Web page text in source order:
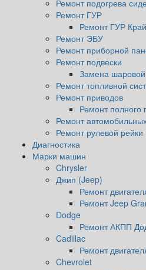
Ремонт подогрева
Ремонт ГУР
Ремонт ГУР
Ремонт ЭБУ
Ремонт приборной
Ремонт подвески
Замена
Ремонт топливной
Ремонт приводов
Ремонт полного
Ремонт
Ремонт рулевой рейки
Диагностика
Марки машин
Chrysler
Джип (Jeep)
Ремонт
Ремонт Jeep
Dodge
Ремонт АКПП
Cadillac
Ремонт
Chevrolet